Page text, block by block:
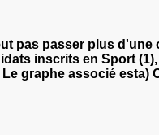
pas passer plus d'une
inscrits en Sport
graphe associé esta)